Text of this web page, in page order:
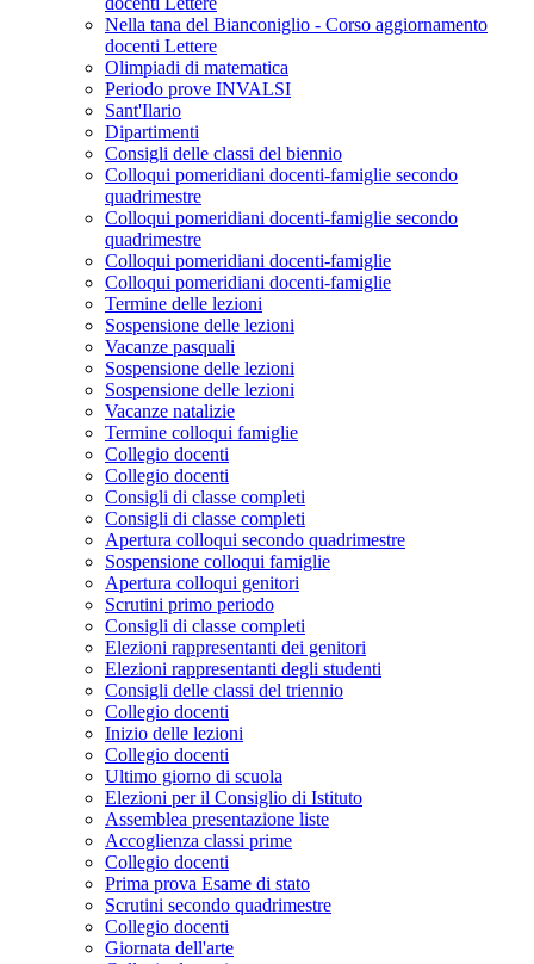
Nella tana del Bianconiglio - Corso aggiornamento
docenti Lettere
Olimpiadi di matematica
Periodo prove INVALSI
Sant'Ilario
Dipartimenti
Consigli delle classi del biennio
Colloqui pomeridiani docenti-famiglie secondo
quadrimestre
Colloqui pomeridiani docenti-famiglie secondo
quadrimestre
Colloqui pomeridiani docenti-famiglie
Colloqui pomeridiani docenti-famiglie
Termine delle lezioni
Sospensione delle lezioni
Vacanze pasquali
Sospensione delle lezioni
Sospensione delle lezioni
Vacanze natalizie
Termine colloqui famiglie
Collegio docenti
Collegio docenti
Consigli di classe completi
Consigli di classe completi
Apertura colloqui secondo quadrimestre
Sospensione colloqui famiglie
Apertura colloqui genitori
Scrutini primo periodo
Consigli di classe completi
Elezioni rappresentanti dei genitori
Elezioni rappresentanti degli studenti
Consigli delle classi del triennio
Collegio docenti
Inizio delle lezioni
Collegio docenti
Ultimo giorno di scuola
Elezioni per il Consiglio di Istituto
Assemblea presentazione liste
Accoglienza classi prime
Collegio docenti
Prima prova Esame di stato
Scrutini secondo quadrimestre
Collegio docenti
Giornata dell'arte